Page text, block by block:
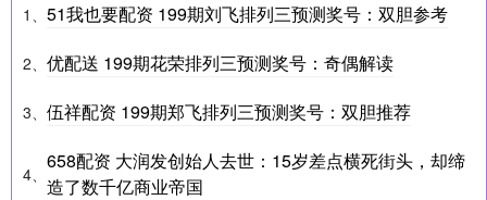
1、 51我也要配资 199期刘飞排列三预测奖号：双胆参考
2、 优配送 199期花荣排列三预测奖号：奇偶解读
3、 伍祥配资 199期郑飞排列三预测奖号：双胆推荐
4、
658配资 大润发创始人去世：15岁差点横死街头，却缔
造了数千亿商业帝国